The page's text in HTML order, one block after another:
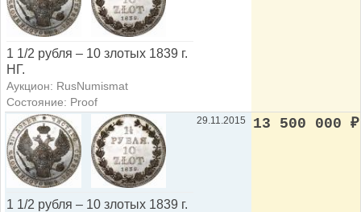
1 1/2 рубля – 10 злотых 1839 г.
НГ.
Аукцион: RusNumismat
Состояние: Proof
1 1/2 рубля – 10 злотых 1839 г.
29.11.2015 13 500 000 ₽